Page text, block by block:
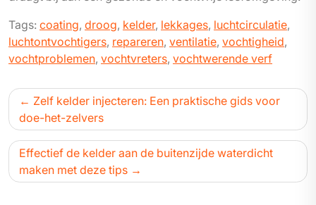
Tags: coating, droog, kelder, lekkages, luchtcirculatie,
luchtontvochtigers, repareren, ventilatie, vochtigheid,
vochtproblemen, vochtvreters, vochtwerende verf
Bericht
navigatie
Zelf kelder injecteren: Een praktische gids voor
doe-het-zelvers
Effectief de kelder aan de buitenzijde waterdicht
maken met deze tips